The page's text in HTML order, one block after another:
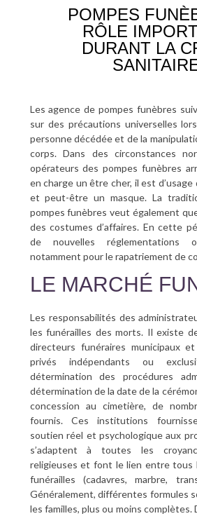
POMPES
RÔLE
DURANT LA
Les agence de pompes funèbres
sur des précautions universelles
personne décédée et de la
corps. Dans des circonstances
opérateurs des pompes funèbres
en charge un être cher, il est
et peut-être un masque. La
pompes funèbres veut également
des costumes d’affaires. En cette
de nouvelles réglementations
notamment pour le rapatriement de
LE MARCHÉ
Les responsabilités des
les funérailles des morts. Il existe
directeurs funéraires municipaux
privés indépendants ou
détermination des procédures
détermination de la date de la
concession au cimetière, de
fournis. Ces institutions
soutien réel et psychologique aux
s’adaptent à toutes les
religieuses et font le lien entre tous
funérailles (cadavres, marbre,
Généralement, différentes formules
les familles, plus ou moins complètes.